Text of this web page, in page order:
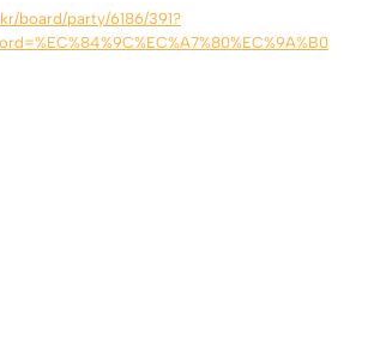
board/party/6186/391?